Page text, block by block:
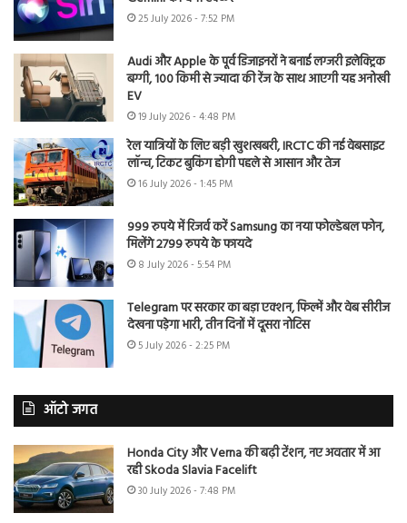
25 July 2026 - 7:52 PM
Audi और Apple के पूर्व डिजाइनरों ने बनाई लग्जरी इलेक्ट्रिक
बग्गी, 100 किमी से ज्यादा की रेंज के साथ आएगी यह अनोखी
EV
19 July 2026 - 4:48 PM
रेल यात्रियों के लिए बड़ी खुशखबरी, IRCTC की नई वेबसाइट
लॉन्च, टिकट बुकिंग होगी पहले से आसान और तेज
16 July 2026 - 1:45 PM
999 रुपये में रिजर्व करें Samsung का नया फोल्डेबल फोन,
मिलेंगे 2799 रुपये के फायदे
8 July 2026 - 5:54 PM
Telegram पर सरकार का बड़ा एक्शन, फिल्में और वेब सीरीज
देखना पड़ेगा भारी, तीन दिनों में दूसरा नोटिस
5 July 2026 - 2:25 PM
ऑटो जगत
Honda City और Verna की बढ़ी टेंशन, नए अवतार में आ
रही Skoda Slavia Facelift
30 July 2026 - 7:48 PM